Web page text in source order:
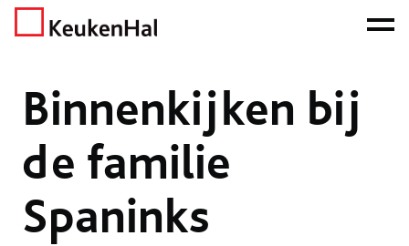
Home Nieuws
Binnenkijken
Binnenkijken bij de familie Spaninks
Binnenkijken bij
de familie
Spaninks